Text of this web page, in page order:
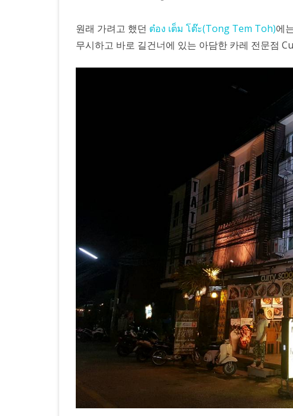
밥
을
원래 가려고 했던 ต๋อง เต็ม โต๊ะ(Tong Tem Toh)에
무시하고 바로 길건너에 있는 아담한 카레 전문점